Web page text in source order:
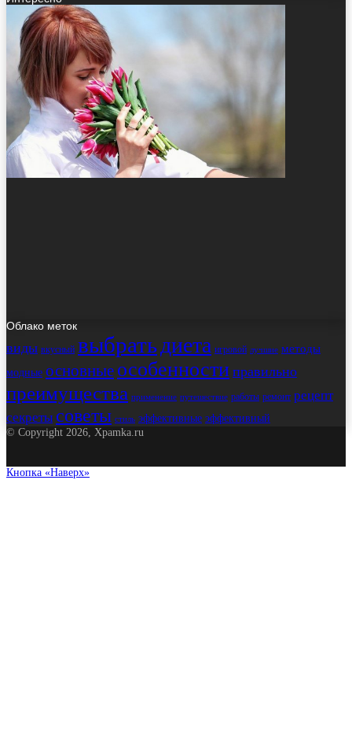
Облако меток
виды вкусный выбратьдиета игровой лучшие методы
модные основные особенности правильно
преимущества применение путешествие работы ремонт рецепт
секреты советы стиль эффективные эффективный
© Copyright 2026, Xpamka.ru
Кнопка «Наверх»